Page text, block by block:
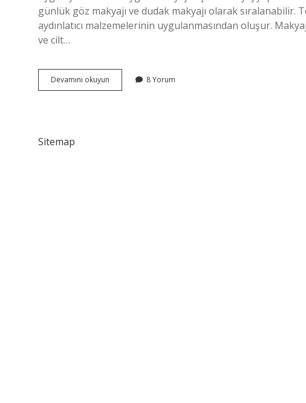
günlük göz makyajı ve dudak makyajı olarak sıralanabilir.
aydınlatıcı malzemelerinin uygulanmasından oluşur.
ve cilt…
Devamını okuyun
Hataları
8 Yorum
Sitemap